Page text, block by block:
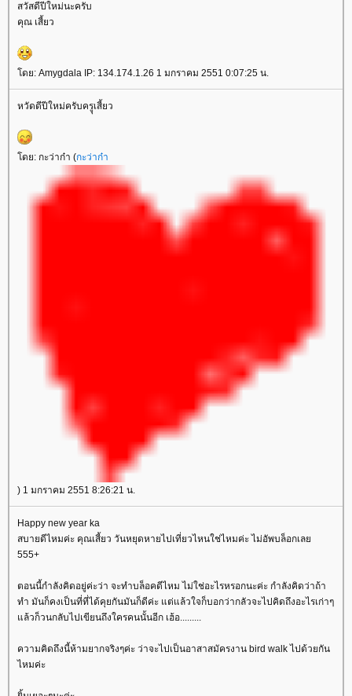
สวัสดีปีใหม่นะครับ
คุณ เสี้ยว
ดย: Amygdala IP: 134.174.1.26 1 มกราคม 2551 0:07:25 น.
หวัดดีปีใหม่ครับครูุเสี้ยว
ดย: กะว่าก๋า (กะว่าก๋า
) 1 มกราคม 2551 8:26:21 น.
Happy new year ka
สบายดีไหมค่ะ คุณเสี้ยว วันหยุดหายไปเที่ยวไหนใช่ไหมค่ะ ไม่อัพบล็อกเล
555+
ตอนนี้กำลังคิดอยู่ค่ะว่า จะทำบล็อคดีไหม ไม่ใช่อะไรหรอกนะค่ะ กำลังคิดว่าถ้า
ทำ มันก็คงเป็นที่ที่ได้คุยกันมันก็ดีค่ะ แต่แล้วใจก็บอกว่ากลัวจะไปคิดถึงอะไรเก่าๆ
ล้วก็วนกลับไปเขียนถึงใครคนนั้นอีก เฮ้อ.........
ความคิดถึงนี้ห้ามยากจริงๆค่ะ ว่าจะไปเป็นอาสาสมัครงาน bird walk ไปด้วยกัน
ไหมค่ะ